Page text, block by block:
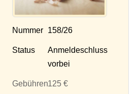
Nummer 158/26
Status
Anmeldeschluss
vorbei
Gebühren125 €